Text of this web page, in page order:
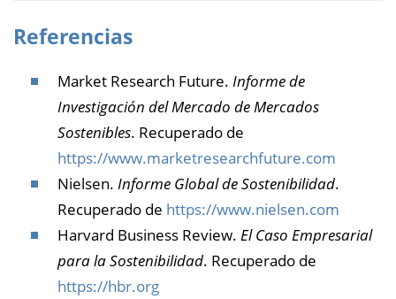
Referencias
Market Research Future. Informe de
Investigación del Mercado de Mercados
Sostenibles. Recuperado de
https://www.marketresearchfuture.com
Nielsen. Informe Global de Sostenibilidad.
Recuperado de https://www.nielsen.com
Harvard Business Review. El Caso Empresarial
para la Sostenibilidad. Recuperado de
https://hbr.org